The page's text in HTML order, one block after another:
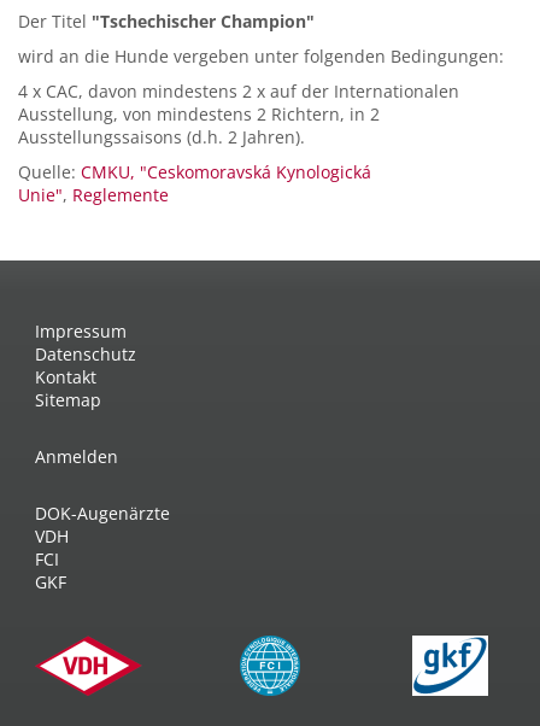
Der Titel "Tschechischer Champion"
wird an die Hunde vergeben unter folgenden Bedingungen:
4 x CAC, davon mindestens 2 x auf der Internationalen
Ausstellung, von mindestens 2 Richtern, in 2
Ausstellungssaisons (d.h. 2 Jahren).
Quelle: CMKU, "Ceskomoravská Kynologická
Unie", Reglemente
Impressum
Datenschutz
Kontakt
Sitemap
Anmelden
DOK-Augenärzte
VDH
FCI
GKF